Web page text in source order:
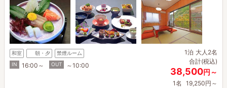
和室 朝・夕
禁煙ルーム
IN
16:00～ OUT ～10:00
1泊 大人2名
合計(税込)
38,500円～
1名 19,250円～